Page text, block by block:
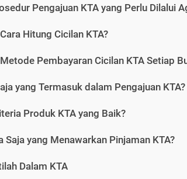
Pengajuan KTA yang Perlu Dilalui
Hitung Cicilan KTA?
Pembayaran Cicilan KTA Setiap
yang Termasuk dalam Pengajuan KTA?
Produk KTA yang Baik?
Saja yang Menawarkan Pinjaman KTA?
Dalam KTA